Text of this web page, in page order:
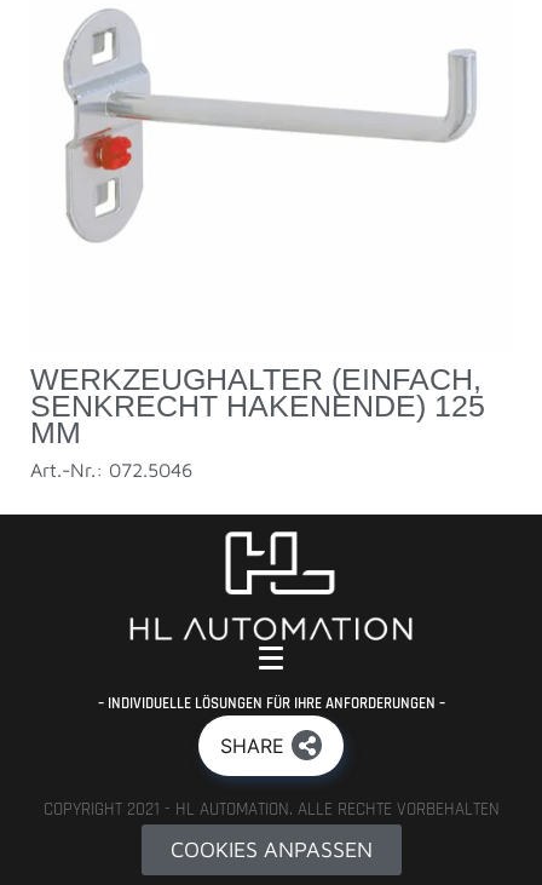
WERKZEUGHALTER (EINFACH,
SENKRECHT HAKENENDE) 125
MM
Art.-Nr.: 072.5046
– INDIVIDUELLE LÖSUNGEN FÜR IHRE ANFORDERUNGEN –
SHARE
COPYRIGHT 2021 - HL AUTOMATION. ALLE RECHTE VORBEHALTEN
COOKIES ANPASSEN